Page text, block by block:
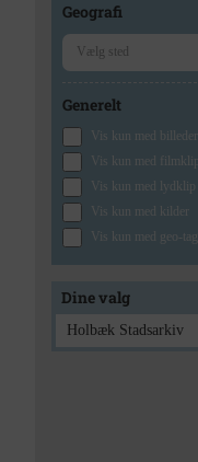
Geografi
Generelt
Vis kun med billeder
Vis kun med filmklip
Vis kun med lydklip
Vis kun med kilder
Vis kun med geo-tag
Dine valg
Holbæk Stadsarkiv